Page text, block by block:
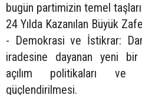
bugün partimizin temel
24 Yılda Kazanılan Büyük
- Demokrasi ve İstikrar:
iradesine dayanan yeni
açılım politikaları ve
güçlendirilmesi.